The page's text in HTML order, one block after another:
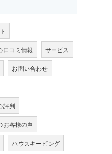
口コミ情報 サービス
お問い合わせ
評判
お客様の声
ハウスキーピング